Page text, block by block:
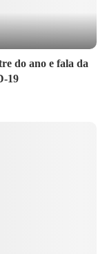
do ano e fala da
19